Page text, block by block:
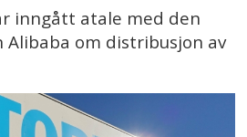
inngått atale med den
Alibaba om distribusjon av